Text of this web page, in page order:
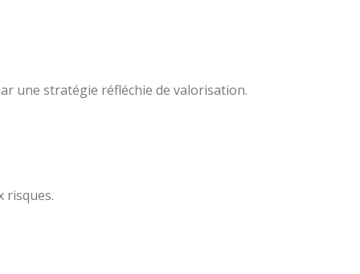
une stratégie réfléchie de valorisation.
risques.